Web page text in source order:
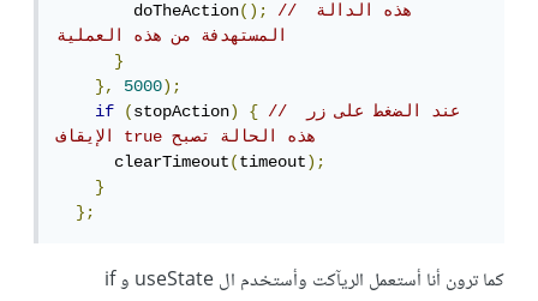
        doTheAction
();
// هذه الدالة
المستهدفة من هذه العملية
}
},
5000);
if
(stopAction) {
// عند الضغط على زر
الإيقاف true هذه الحالة تصبح
      clearTimeout
(timeout);
}
};
كما ترون أنا أستعمل الريآكت وأستخدم ال useState و if